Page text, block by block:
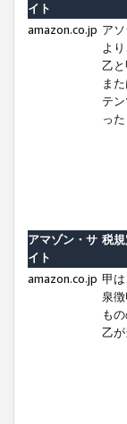
イト
amazon.co.jp ア
よ
乙
ま
テ
っ
アマゾン・サ
イト
税規
amazon.co.jp 甲
泉
も
乙